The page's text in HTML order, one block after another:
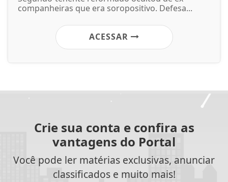
companheiras que era soropositivo. Defesa...
ACESSAR
Crie sua conta e confira as
vantagens do Portal
Você pode ler matérias exclusivas, anunciar
classificados e muito mais!